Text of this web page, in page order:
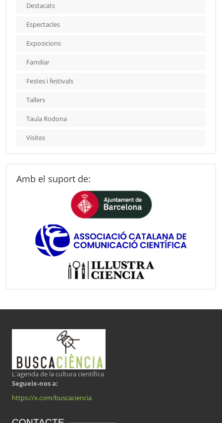
Destacats
Espectacles
Exposicions
Familiar
Festes i festivals
Tallers
Taula Rodona
Visites
Amb el suport de:
L'agenda de la cultura científica
Segueix-nos a:
https://x.com/buscaciencia